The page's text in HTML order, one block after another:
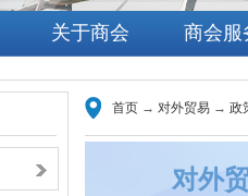
关于商会 商会服
首页 → 对外贸易 → 政
对外